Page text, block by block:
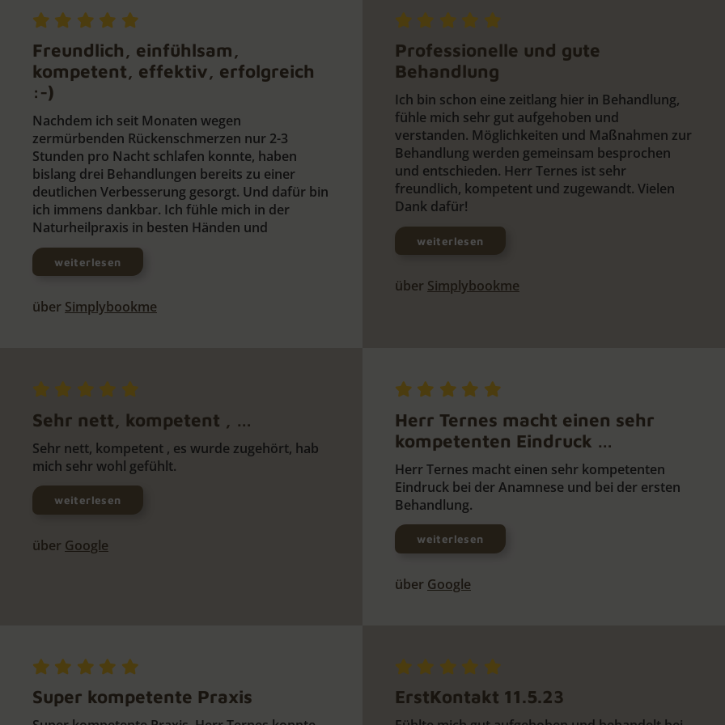
Freundlich, einfühlsam,
kompetent, effektiv, erfolgreich
:-)
Nachdem ich seit Monaten wegen
zermürbenden Rückenschmerzen nur 2-3
Stunden pro Nacht schlafen konnte, haben
bislang drei Behandlungen bereits zu einer
deutlichen Verbesserung gesorgt. Und dafür bin
ich immens dankbar. Ich fühle mich in der
Naturheilpraxis in besten Händen und
weiterlesen
über Simplybookme
Professionelle und gute
Behandlung
Ich bin schon eine zeitlang hier in Behandlung,
fühle mich sehr gut aufgehoben und
verstanden. Möglichkeiten und Maßnahmen zur
Behandlung werden gemeinsam besprochen
und entschieden. Herr Ternes ist sehr
freundlich, kompetent und zugewandt. Vielen
Dank dafür!
weiterlesen
über Simplybookme
Sehr nett, kompetent , …
Sehr nett, kompetent , es wurde zugehört, hab
mich sehr wohl gefühlt.
weiterlesen
über Google
Herr Ternes macht einen sehr
kompetenten Eindruck …
Herr Ternes macht einen sehr kompetenten
Eindruck bei der Anamnese und bei der ersten
Behandlung.
weiterlesen
über Google
Super kompetente Praxis ErstKontakt 11.5.23